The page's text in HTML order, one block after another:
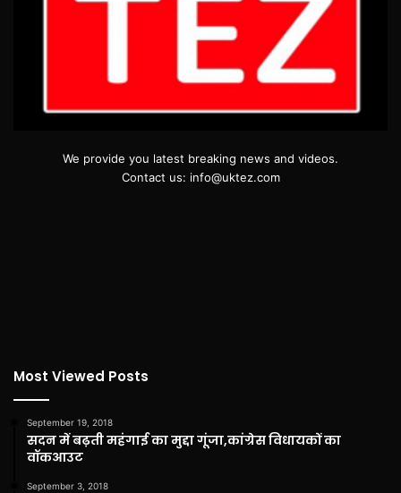
We provide you latest breaking news and videos.
Contact us: info@uktez.com
Most Viewed Posts
September 19, 2018
सदन में बढ़ती महंगाई का मुद्दा गूंजा,कांग्रेस विधायकों का
वॉकआउट
September 3, 2018